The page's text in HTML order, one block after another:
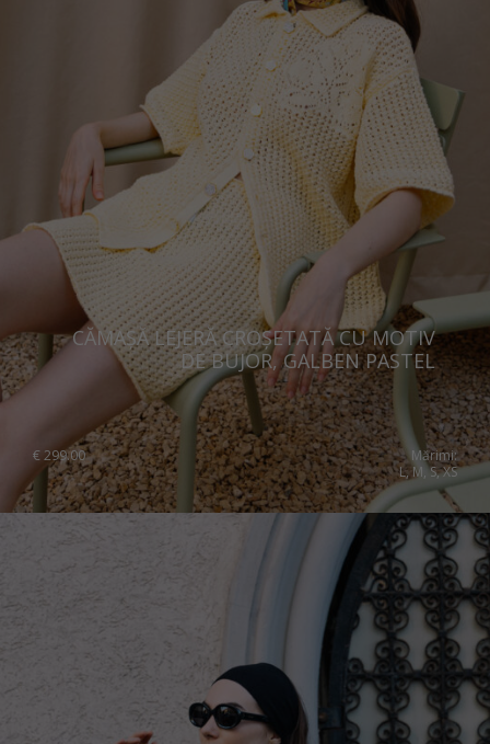
CĂMAȘĂ LEJERĂ CROȘETATĂ CU MOTIV
DE BUJOR, GALBEN PASTEL
€299.00
Mărimi:
L, M, S, XS
Russia Federation
Spain
Sweden
Switzerland
Ukraine
United Kingdom